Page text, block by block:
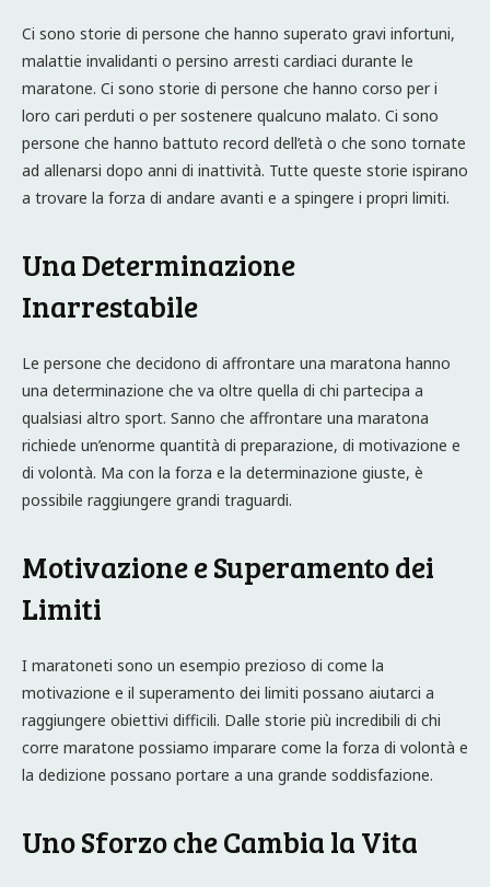
Ci sono storie di persone che hanno superato gravi infortuni,
malattie invalidanti o persino arresti cardiaci durante le
maratone. Ci sono storie di persone che hanno corso per i
loro cari perduti o per sostenere qualcuno malato. Ci sono
persone che hanno battuto record dell’età o che sono tornate
ad allenarsi dopo anni di inattività. Tutte queste storie ispirano
a trovare la forza di andare avanti e a spingere i propri limiti.
Una Determinazione
Inarrestabile
Le persone che decidono di affrontare una maratona hanno
una determinazione che va oltre quella di chi partecipa a
qualsiasi altro sport. Sanno che affrontare una maratona
richiede un’enorme quantità di preparazione, di motivazione e
di volontà. Ma con la forza e la determinazione giuste, è
possibile raggiungere grandi traguardi.
Motivazione e Superamento dei
Limiti
I maratoneti sono un esempio prezioso di come la
motivazione e il superamento dei limiti possano aiutarci a
raggiungere obiettivi difficili. Dalle storie più incredibili di chi
corre maratone possiamo imparare come la forza di volontà e
la dedizione possano portare a una grande soddisfazione.
Uno Sforzo che Cambia la Vita